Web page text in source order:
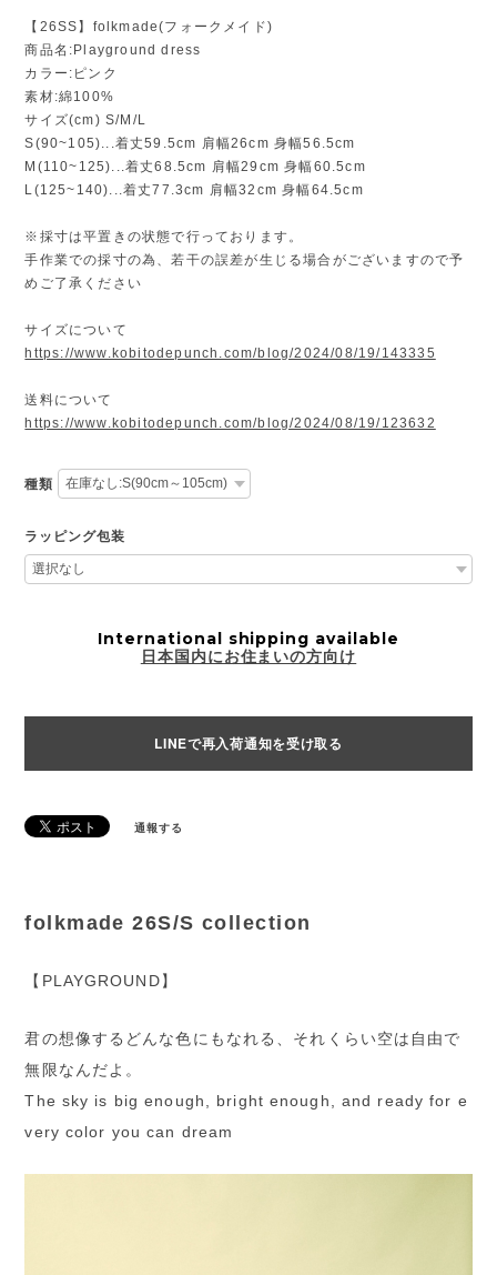
【26SS】folkmade(フォークメイド)
商品名:Playground dress
カラー:ピンク
素材:綿100%
サイズ(cm) S/M/L
S(90~105)...着丈59.5cm 肩幅26cm 身幅56.5cm
M(110~125)...着丈68.5cm 肩幅29cm 身幅60.5cm
L(125~140)...着丈77.3cm 肩幅32cm 身幅64.5cm
※採寸は平置きの状態で行っております。
手作業での採寸の為、若干の誤差が生じる場合がございますので予
めご了承ください
サイズについて
https://www.kobitodepunch.com/blog/2024/08/19/143335
送料について
https://www.kobitodepunch.com/blog/2024/08/19/123632
種類
ラッピング包装
International shipping available
日本国内にお住まいの方向け
LINEで再入荷通知を受け取る
通報する
folkmade 26S/S collection
【PLAYGROUND】
君の想像するどんな色にもなれる、それくらい空は自由で
無限なんだよ。
The sky is big enough, bright enough, and ready for e
very color you can dream